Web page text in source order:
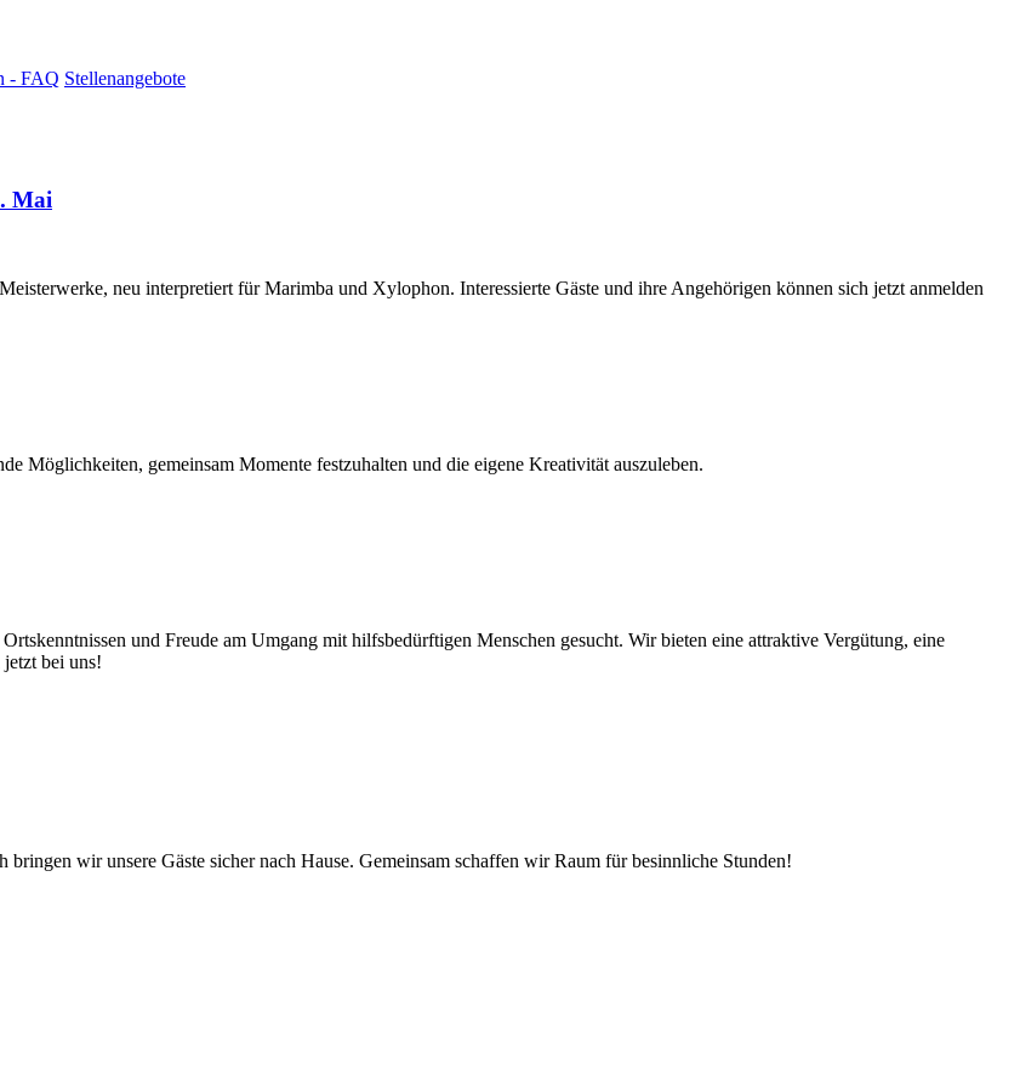
- FAQ Stellenangebote
Mai
neu interpretiert für Marimba und Xylophon. Interessierte Gäste und ihre Angehörigen können sich jetzt anmelden
Möglichkeiten, gemeinsam Momente festzuhalten und die eigene Kreativität auszuleben.
und Freude am Umgang mit hilfsbedürftigen Menschen gesucht. Wir bieten eine attraktive Vergütung, eine
bei uns!
wir unsere Gäste sicher nach Hause. Gemeinsam schaffen wir Raum für besinnliche Stunden!